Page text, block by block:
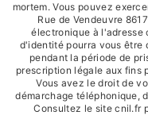
mortem. Vous pouvez
Rue de Vendeuvre
électronique à l'adresse
d'identité pourra vous être
pendant la période de
prescription légale aux fins
Vous avez le droit de
démarchage téléphonique,
Consultez le site cnil.fr